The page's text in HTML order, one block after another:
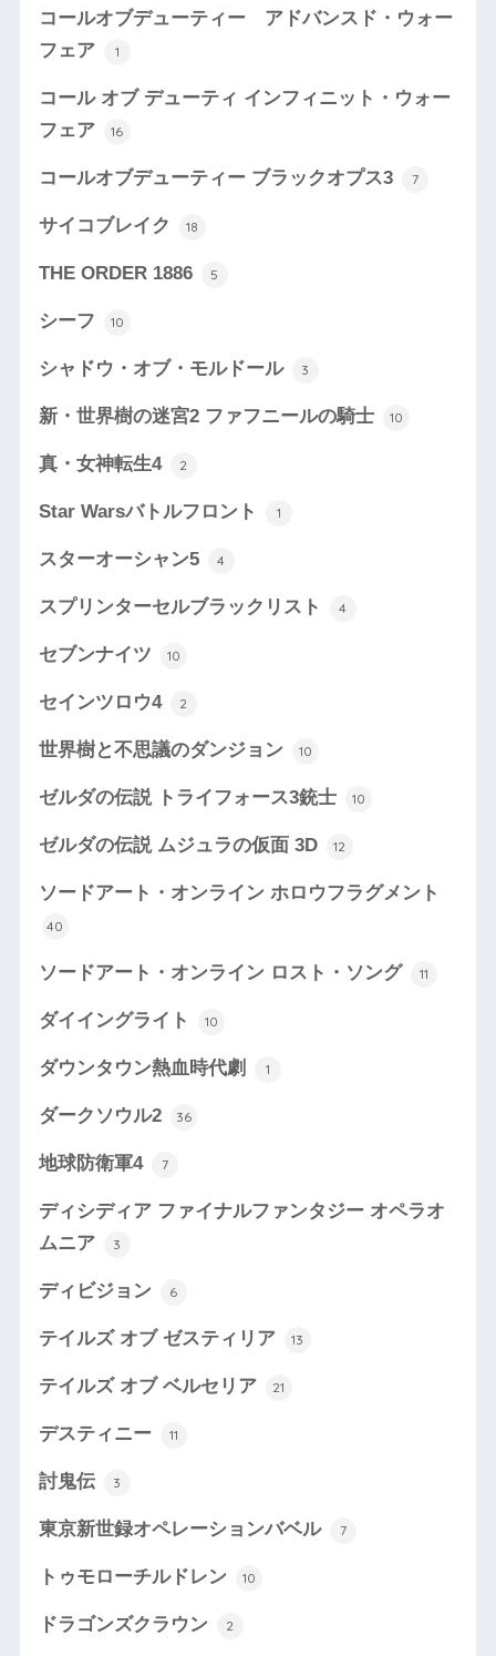
コールオブデューティー アドバンスド・ウォー
フェア
1
コール オブ デューティ インフィニット・ウォー
フェア
16
コールオブデューティー ブラックオプス3 7
サイコブレイク 18
THE ORDER 1886 5
シーフ 10
シャドウ・オブ・モルドール 3
新・世界樹の迷宮2 ファフニールの騎士 10
真・女神転生4 2
Star Warsバトルフロント 1
スターオーシャン5 4
スプリンターセルブラックリスト 4
セブンナイツ 10
セインツロウ4 2
世界樹と不思議のダンジョン 10
ゼルダの伝説 トライフォース3銃士 10
ゼルダの伝説 ムジュラの仮面 3D 12
ソードアート・オンライン ホロウフラグメント
40
ソードアート・オンライン ロスト・ソング 11
ダイイングライト 10
ダウンタウン熱血時代劇 1
ダークソウル2 36
地球防衛軍4 7
ディシディア ファイナルファンタジー オペラオ
ムニア
3
ディビジョン 6
テイルズ オブ ゼスティリア 13
テイルズ オブ ベルセリア 21
デスティニー 11
討鬼伝 3
東京新世録オペレーションバベル 7
トゥモローチルドレン 10
ドラゴンズクラウン 2